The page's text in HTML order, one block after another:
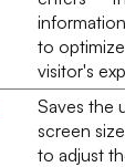
to
visitor's
Saves the
screen
to adjust